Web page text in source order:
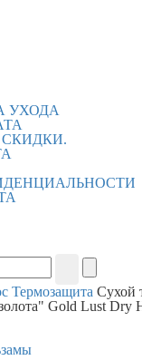
УХОДА
Термозащита Сухой
Gold Lust Dry